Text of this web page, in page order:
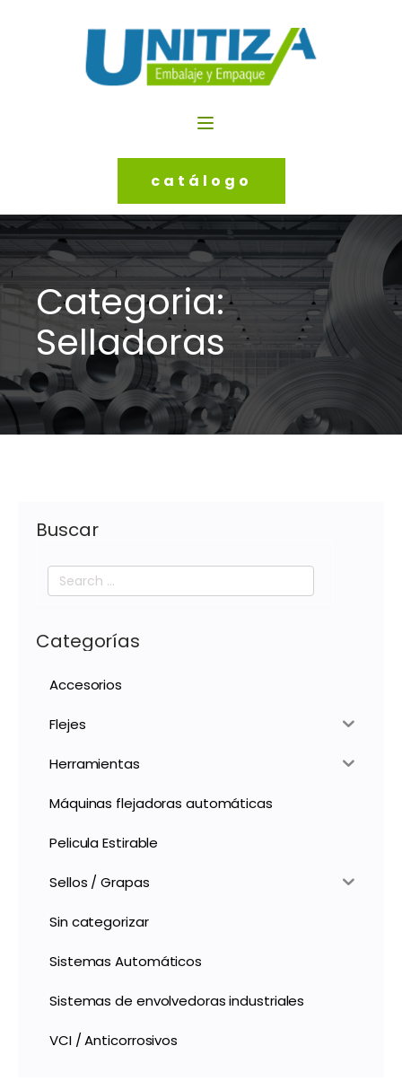
catálogo
Categoria:
Selladoras
Buscar
Search
for:
Categorías
Accesorios
Flejes
Herramientas
Máquinas flejadoras automáticas
Pelicula Estirable
Sellos / Grapas
Sin categorizar
Sistemas Automáticos
Sistemas de envolvedoras industriales
VCI / Anticorrosivos